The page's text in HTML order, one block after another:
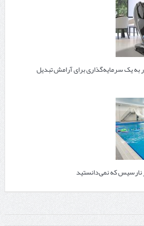
به یک سرمایه‌گذاری برای آرامش تبدیل
نارسیس که نمی‌دانستید